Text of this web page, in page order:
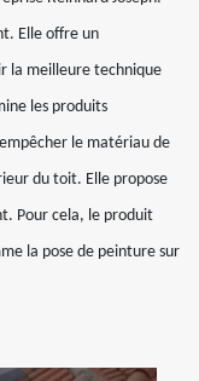
Elle offre un
la meilleure technique
les produits
le matériau de
du toit. Elle propose
Pour cela, le produit
la pose de peinture sur